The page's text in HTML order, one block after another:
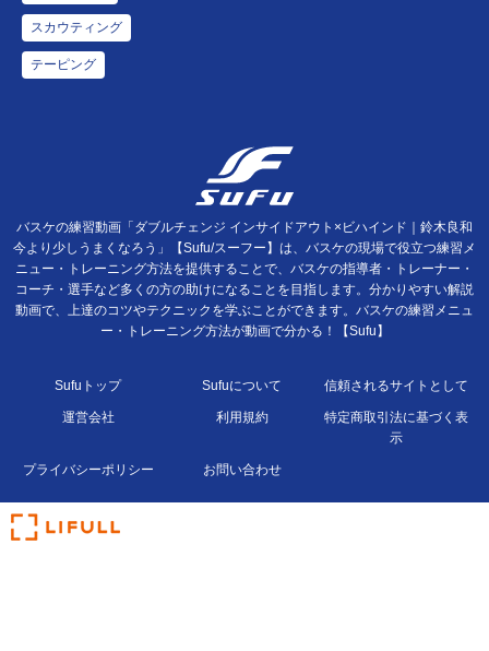
スカウティング
テーピング
バスケの練習動画「ダブルチェンジ インサイドアウト×ビハインド｜鈴木良和
今より少しうまくなろう」【Sufu/スーフー】は、バスケの現場で役立つ練習メ
ニュー・トレーニング方法を提供することで、バスケの指導者・トレーナー・
コーチ・選手など多くの方の助けになることを目指します。分かりやすい解説
動画で、上達のコツやテクニックを学ぶことができます。バスケの練習メニュ
ー・トレーニング方法が動画で分かる！【Sufu】
Sufuトップ Sufuについて 信頼されるサイトとして
運営会社 利用規約
特定商取引法に基づく表
示
プライバシーポリシー お問い合わせ